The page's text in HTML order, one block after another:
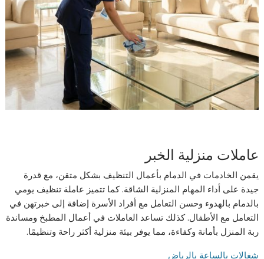
عاملات منزلية الخبر
يقمن الخادمات في الدمام بأعمال التنظيف بشكل متقن، مع قدرة
جيدة على أداء المهام المنزلية الشاقة. كما تتميز عاملة تنظيف يومي
بالدمام بالهدوء وحسن التعامل مع أفراد الأسرة إضافة إلى خبرتهن في
التعامل مع الأطفال. كذلك تساعد العاملات في أعمال المطبخ ومساندة
ربة المنزل بأمانة وكفاءة، مما يوفر بيئة منزلية أكثر راحة وتنظيمًا.
شغالات بالساعة بالرياض